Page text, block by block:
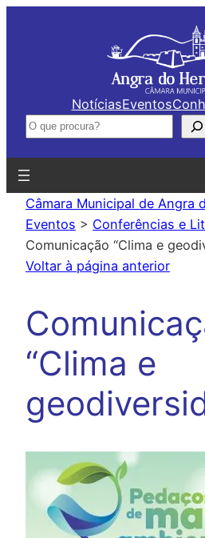
NotíciasEventos
Pesquisar
Câmara Municipal de Angra
Eventos > Conferências e
Comunicação “Clima e
Voltar à página anterior
“Clima e